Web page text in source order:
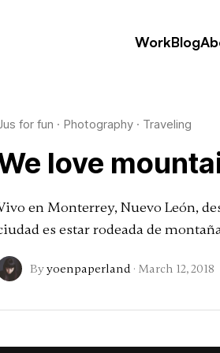
WorkBlog
for fun · Photography · Traveling
love
en Monterrey, Nuevo León,
es estar rodeada de
Byyoenpaperland · March 12, 2018